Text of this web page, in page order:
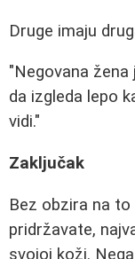
Druge imaju
"Negovana
da izgleda lepo
vidi."
Zaključak
Bez obzira na
pridržavate,
svojoj koži.